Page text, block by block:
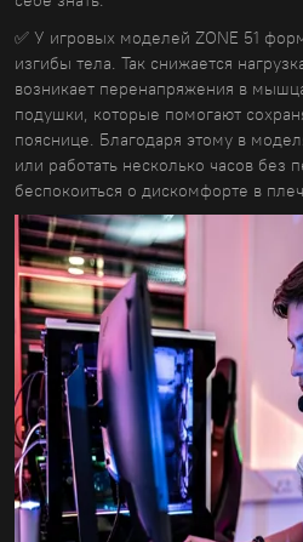
✅ У игровых моделей ZONE 51
изгибы тела. Так снижается
возникает перенапряжения в
подушки, которые помогают
пояснице. Благодаря этому в
или работать несколько часов без
беспокоиться о дискомфорте в